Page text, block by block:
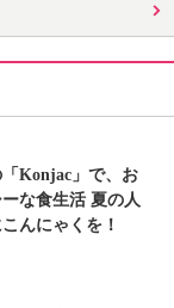
Konjac」で、お
な食生活 夏の人
んにゃくを！